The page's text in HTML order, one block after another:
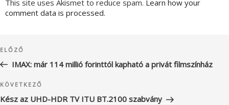
This site uses Akismet to reduce spam. Learn how your
comment data is processed.
navigáció
Korábbi
bejegyzés
ELŐZŐ
IMAX: már 114 millió forinttól kapható a privát filmszínház
Következő
bejegyzés
KÖVETKEZŐ
Kész az UHD-HDR TV ITU BT.2100 szabvány